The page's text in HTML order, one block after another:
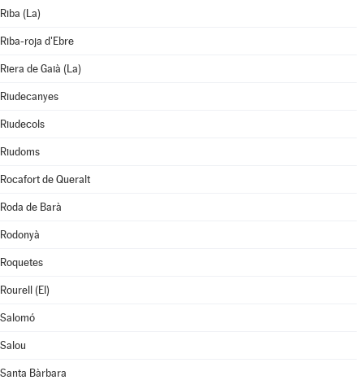
Riba (La)
Riba-roja d'Ebre
Riera de Gaià (La)
Riudecanyes
Riudecols
Riudoms
Rocafort de Queralt
Roda de Barà
Rodonyà
Roquetes
Rourell (El)
Salomó
Salou
Santa Bàrbara